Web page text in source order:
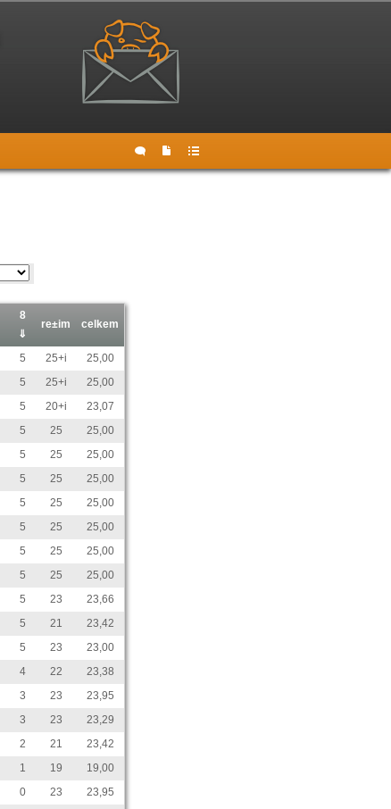
8
⇓
re±im celkem
5 25+i
25,00
5 25+i
25,00
5 20+i
23,07
5 25
25,00
5 25
25,00
5 25
25,00
5 25
25,00
5 25
25,00
5 25
25,00
5 25
25,00
5 23
23,66
5 21
23,42
5 23
23,00
4 22
23,38
3 23
23,95
3 23
23,29
2 21
23,42
1 19
19,00
0 23
23,95